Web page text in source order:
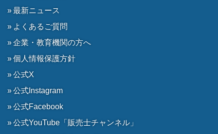
最新ニュース
よくあるご質問
企業・教育機関の方へ
個人情報保護方針
公式X
公式Instagram
公式Facebook
公式YouTube「販売士チャンネル」